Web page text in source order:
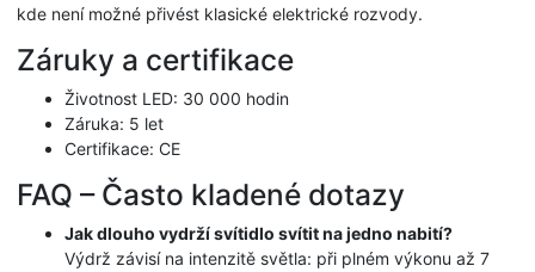
kde není možné přivést klasické elektrické rozvody.
Záruky a certifikace
Životnost LED: 30 000 hodin
Záruka: 5 let
Certifikace: CE
FAQ – Často kladené dotazy
Jak dlouho vydrží svítidlo svítit na jedno nabití?
Výdrž závisí na intenzitě světla: při plném výkonu až 7